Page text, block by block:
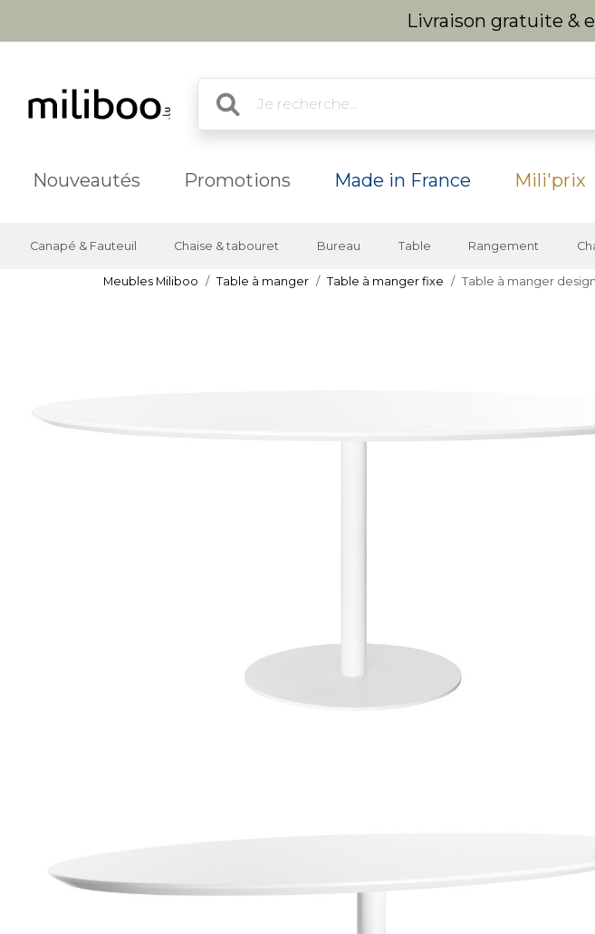
Livraison gratuite &
Nouveautés Promotions Made in France Mili'prix
Canapé & Fauteuil Chaise & tabouret Bureau Table Rangement
Meubles Miliboo Table à manger Table à manger fixe Table à manger